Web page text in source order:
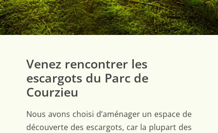
Venez rencontrer les
escargots du Parc de
Courzieu
Nous avons choisi d’aménager un espace de
découverte des escargots, car la plupart des